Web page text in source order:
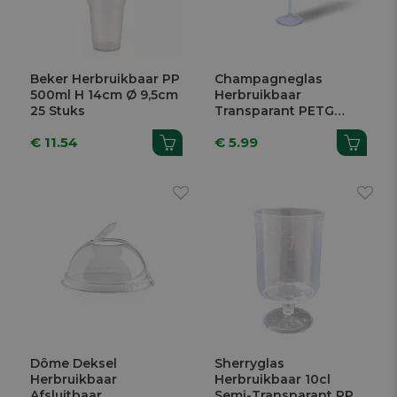
Beker Herbruikbaar PP
500ml H 14cm Ø 9,5cm
25 Stuks
€ 11.54
Champagneglas
Herbruikbaar
Transparant PETG
€ 5.99
Dôme Deksel
Herbruikbaar
Sherryglas
Herbruikbaar 10cl